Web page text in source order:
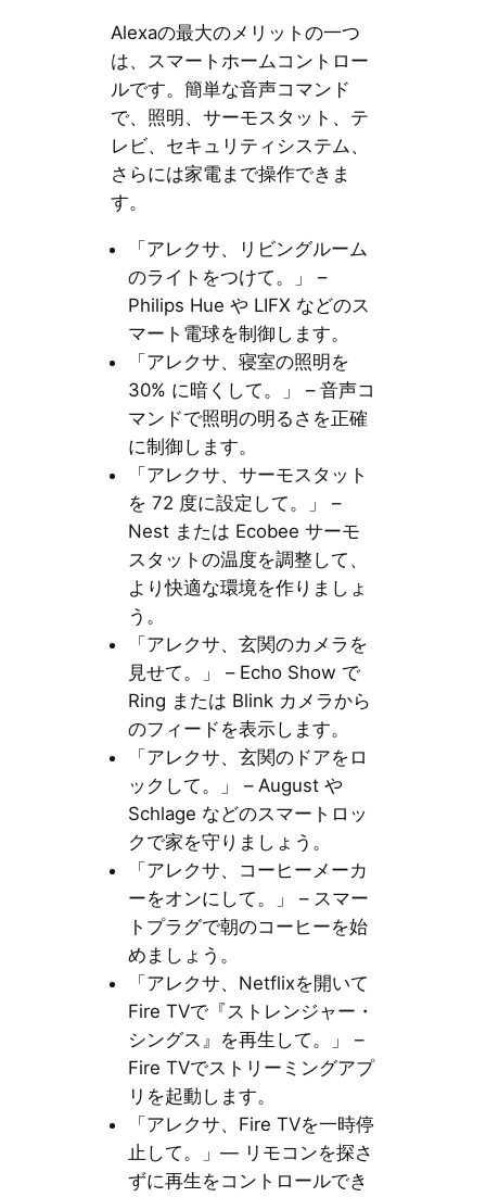
Alexaの最大のメリットの一つ
は、スマートホームコントロー
ルです。簡単な音声コマンド
で、照明、サーモスタット、テ
レビ、セキュリティシステム、
さらには家電まで操作できま
す。
「アレクサ、リビングルーム
のライトをつけて。」 –
Philips Hue や LIFX などのス
マート電球を制御します。
「アレクサ、寝室の照明を
30% に暗くして。」 – 音声コ
マンドで照明の明るさを正確
に制御します。
「アレクサ、サーモスタット
を 72 度に設定して。」 –
Nest または Ecobee サーモ
スタットの温度を調整して、
より快適な環境を作りましょ
う。
「アレクサ、玄関のカメラを
見せて。」 – Echo Show で
Ring または Blink カメラから
のフィードを表示します。
「アレクサ、玄関のドアをロ
ックして。」 – August や
Schlage などのスマートロッ
クで家を守りましょう。
「アレクサ、コーヒーメーカ
ーをオンにして。」 – スマー
トプラグで朝のコーヒーを始
めましょう。
「アレクサ、Netflixを開いて
Fire TVで『ストレンジャー・
シングス』を再生して。」 –
Fire TVでストリーミングアプ
リを起動します。
「アレクサ、Fire TVを一時停
止して。」— リモコンを探さ
ずに再生をコントロールでき